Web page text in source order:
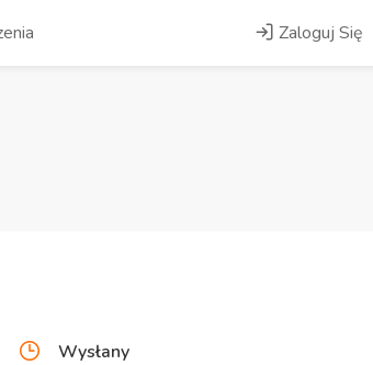
Zaloguj Się
Wysłany